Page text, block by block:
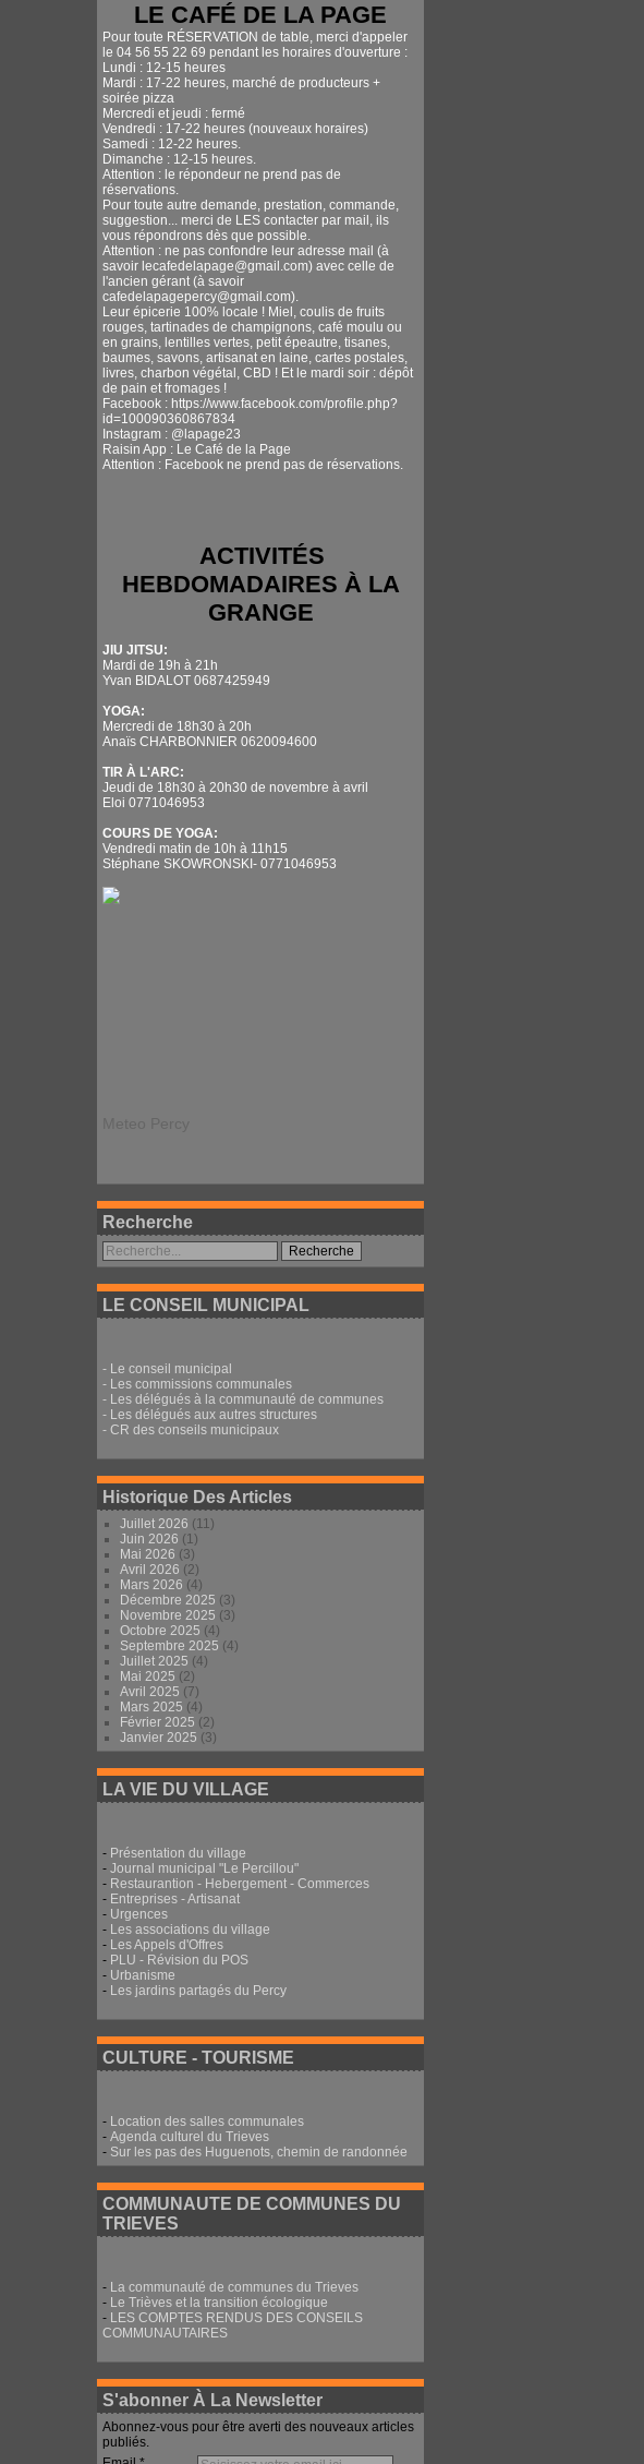
LE CAFÉ DE LA PAGE
Pour toute RÉSERVATION de table, merci d'appeler
le 04 56 55 22 69 pendant les horaires d'ouverture :
Lundi : 12-15 heures
Mardi : 17-22 heures, marché de producteurs +
soirée pizza
Mercredi et jeudi : fermé
Vendredi : 17-22 heures (nouveaux horaires)
Samedi : 12-22 heures.
Dimanche : 12-15 heures.
Attention : le répondeur ne prend pas de
réservations.
Pour toute autre demande, prestation, commande,
suggestion... merci de LES contacter par mail, ils
vous répondrons dès que possible.
Attention : ne pas confondre leur adresse mail (à
savoir lecafedelapage@gmail.com) avec celle de
l'ancien gérant (à savoir
cafedelapagepercy@gmail.com).
Leur épicerie 100% locale ! Miel, coulis de fruits
rouges, tartinades de champignons, café moulu ou
en grains, lentilles vertes, petit épeautre, tisanes,
baumes, savons, artisanat en laine, cartes postales,
livres, charbon végétal, CBD ! Et le mardi soir : dépôt
de pain et fromages !
Facebook : https://www.facebook.com/profile.php?
id=100090360867834
Instagram : @lapage23
Raisin App : Le Café de la Page
Attention : Facebook ne prend pas de réservations.
ACTIVITÉS
HEBDOMADAIRES À LA
GRANGE
JIU JITSU:
Mardi de 19h à 21h
Yvan BIDALOT 0687425949
YOGA:
Mercredi de 18h30 à 20h
Anaïs CHARBONNIER 0620094600
TIR À L'ARC:
Jeudi de 18h30 à 20h30 de novembre à avril
Eloi 0771046953
COURS DE YOGA:
Vendredi matin de 10h à 11h15
Stéphane SKOWRONSKI- 0771046953
Recherche
LE CONSEIL MUNICIPAL
- Le conseil municipal
- Les commissions communales
- Les délégués à la communauté de communes
- Les délégués aux autres structures
- CR des conseils municipaux
Historique Des Articles
Juillet 2026 (11)
Juin 2026 (1)
Mai 2026 (3)
Avril 2026 (2)
Mars 2026 (4)
Décembre 2025 (3)
Novembre 2025 (3)
Octobre 2025 (4)
Septembre 2025 (4)
Juillet 2025 (4)
Mai 2025 (2)
Avril 2025 (7)
Mars 2025 (4)
Février 2025 (2)
Janvier 2025 (3)
LA VIE DU VILLAGE
- Présentation du village
- Journal municipal "Le Percillou"
- Restaurantion - Hebergement - Commerces
- Entreprises - Artisanat
- Urgences
- Les associations du village
- Les Appels d'Offres
- PLU - Révision du POS
- Urbanisme
- Les jardins partagés du Percy
CULTURE - TOURISME
- Location des salles communales
- Agenda culturel du Trieves
- Sur les pas des Huguenots, chemin de randonnée
COMMUNAUTE DE COMMUNES DU
TRIEVES
- La communauté de communes du Trieves
- Le Trièves et la transition écologique
- LES COMPTES RENDUS DES CONSEILS
COMMUNAUTAIRES
S'abonner À La Newsletter
Abonnez-vous pour être averti des nouveaux articles
publiés.